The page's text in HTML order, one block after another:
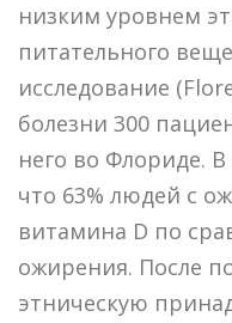
низким уровнем
питательного
исследование
болезни 300
него во Флориде.
что 63% людей с
витамина D по
ожирения. После
этническую